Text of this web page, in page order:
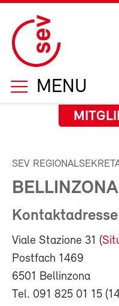
MENU
SEV
BELLINZONA
Kontaktadresse
Viale Stazione 31 (
Postfach 1469
6501 Bellinzona
Tel. 091 825 01 15